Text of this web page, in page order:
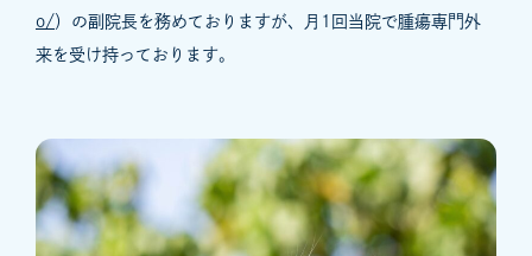
o/）の副院長を務めておりますが、月1回当院で腫瘍専門外
来を受け持っております。